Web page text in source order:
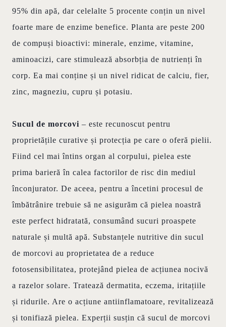
95% din apă, dar celelalte 5 procente conțin un nivel
foarte mare de enzime benefice. Planta are peste 200
de compuși bioactivi: minerale, enzime, vitamine,
aminoacizi, care stimulează absorbția de nutrienți în
corp. Ea mai conține și un nivel ridicat de calciu, fier,
zinc, magneziu, cupru și potasiu.
Sucul de morcovi – este recunoscut pentru
proprietățile curative și protecția pe care o oferă pielii.
Fiind cel mai întins organ al corpului, pielea este
prima barieră în calea factorilor de risc din mediul
înconjurator. De aceea, pentru a încetini procesul de
îmbătrânire trebuie să ne asigurăm că pielea noastră
este perfect hidratată, consumând sucuri proaspete
naturale și multă apă. Substanțele nutritive din sucul
de morcovi au proprietatea de a reduce
fotosensibilitatea, protejând pielea de acțiunea nocivă
a razelor solare. Tratează dermatita, eczema, iritațiile
și ridurile. Are o acțiune antiinflamatoare, revitalizează
și tonifiază pielea. Experții susțin că sucul de morcovi